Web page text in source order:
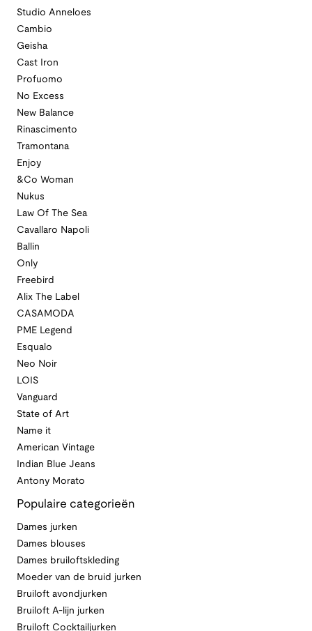
Studio Anneloes
Cambio
Geisha
Cast Iron
Profuomo
No Excess
New Balance
Rinascimento
Tramontana
Enjoy
&Co Woman
Nukus
Law Of The Sea
Cavallaro Napoli
Ballin
Only
Freebird
Alix The Label
CASAMODA
PME Legend
Esqualo
Neo Noir
LOIS
Vanguard
State of Art
Name it
American Vintage
Indian Blue Jeans
Antony Morato
Populaire categorieën
Dames jurken
Dames blouses
Dames bruiloftskleding
Moeder van de bruid jurken
Bruiloft avondjurken
Bruiloft A-lijn jurken
Bruiloft Cocktailjurken